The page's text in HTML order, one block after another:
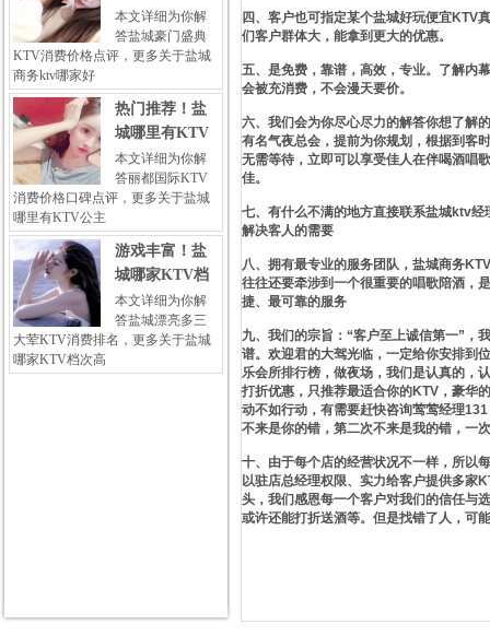
四、客户也可指定某个盐城好玩便宜KTV
们客户群体大，能拿到更大的优惠。
五、是免费，靠谱，高效，专业。了解内
会被充消费，不会漫天要价。
六、我们会为你尽心尽力的解答你想了解
有名气夜总会，提前为你规划，根据到客
无需等待，立即可以享受佳人在伴喝酒唱
佳。
七、有什么不满的地方直接联系盐城ktv
解决客人的需要
八、拥有最专业的服务团队，盐城商务
往往还要牵涉到一个很重要的唱歌陪酒，
捷、最可靠的服务
九、我们的宗旨：“客户至上诚信第一”，
谱。欢迎君的大驾光临，一定给你安排到
乐会所排行榜，做夜场，我们是认真的，
打折优惠，只推荐最适合你的KTV，豪华
动不如行动，有需要赶快咨询莺莺经理
不来是你的错，第二次不来是我的错，一
十、由于每个店的经营状况不一样，所以
以驻店总经理权限、实力给客户提供多家
头，我们感恩每一个客户对我们的信任与
或许还能打折送酒等。但是找错了人，可
本文详细为你解
答盐城豪门盛典
KTV消费价格点评，更多关于盐城
商务ktv哪家好
热门推荐！盐
城哪里有KTV
本文详细为你解
答丽都国际KTV
消费价格口碑点评，更多关于盐城
哪里有KTV公主
游戏丰富！盐
城哪家KTV档
本文详细为你解
答盐城漂亮多三
大荤KTV消费排名，更多关于盐城
哪家KTV档次高